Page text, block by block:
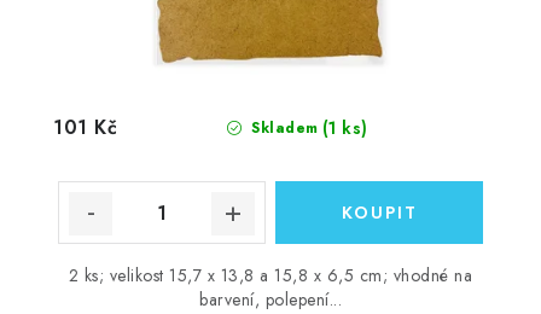
Skladem (1 ks)
101 Kč
2 ks; velikost 15,7 x 13,8 a 15,8 x 6,5 cm; vhodné na
barvení, polepení...